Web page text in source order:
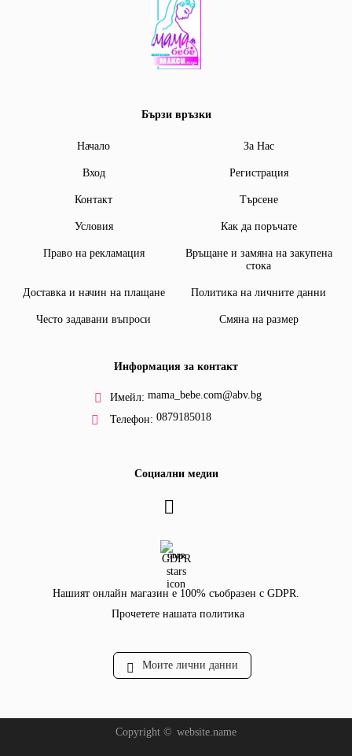
Бързи връзки
Начало За Нас
Вход Регистрация
Контакт Търсене
Условия Как да поръчате
Право на рекламация
Връщане и замяна на закупена
стока
Доставка и начин на плащане Политика на личните данни
Често задавани въпроси Смяна на размер
Информация за контакт
Имейл: mama_bebe.com@abv.bg
Телефон: 0879185018
Социални медии
GDPR
Нашият онлайн магазин е 100% съобразен с GDPR.
Прочетете нашата политика
Моите лични данни
Copyright © website.name